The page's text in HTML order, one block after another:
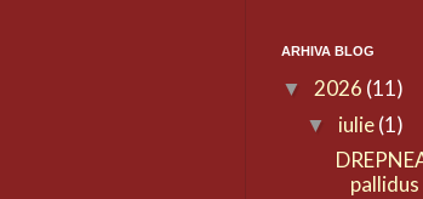
ARHIVA BLOG
▼ 2026 (11)
▼ iulie(1)
pallidus